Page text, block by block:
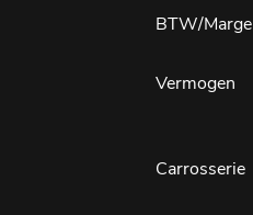
BTW/Marge
Vermogen
Carrosserie